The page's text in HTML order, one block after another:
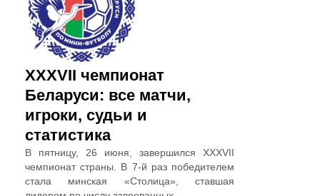
XXXVII чемпионат
Беларуси: все матчи,
игроки, судьи и
статистика
В пятницу, 26 июня, завершился XXXVII
чемпионат страны. В 7-й раз победителем
стала минская «Столица», ставшая